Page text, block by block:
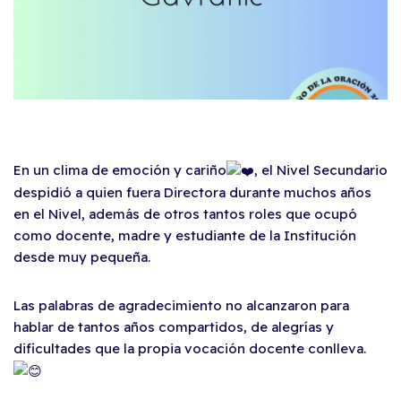
En un clima de emoción y cariño
, el Nivel Secundario
despidió a quien fuera Directora durante muchos años
en el Nivel, además de otros tantos roles que ocupó
como docente, madre y estudiante de la Institución
desde muy pequeña.
Las palabras de agradecimiento no alcanzaron para
hablar de tantos años compartidos, de alegrías y
dificultades que la propia vocación docente conlleva.